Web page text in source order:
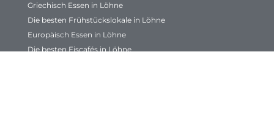
Griechisch Essen in Löhne
Die besten Frühstückslokale in Löhne
Europäisch Essen in Löhne
Die besten Eiscafés in Löhne